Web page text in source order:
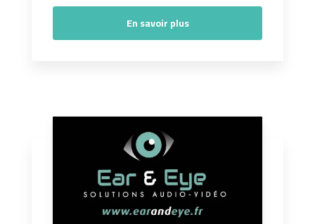
En savoir plus